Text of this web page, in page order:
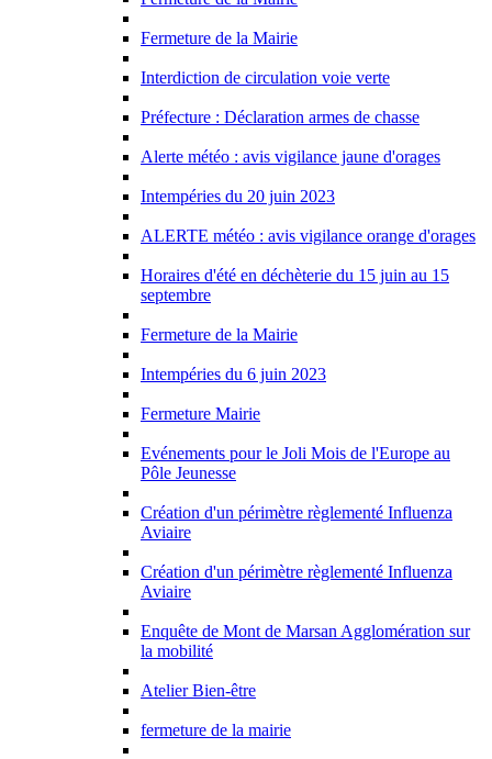
Fermeture de la Mairie
Interdiction de circulation voie verte
Préfecture : Déclaration armes de chasse
Alerte météo : avis vigilance jaune d'orages
Intempéries du 20 juin 2023
ALERTE météo : avis vigilance orange d'orages
Horaires d'été en déchèterie du 15 juin au 15
septembre
Fermeture de la Mairie
Intempéries du 6 juin 2023
Fermeture Mairie
Evénements pour le Joli Mois de l'Europe au
Pôle Jeunesse
Création d'un périmètre règlementé Influenza
Aviaire
Création d'un périmètre règlementé Influenza
Aviaire
Enquête de Mont de Marsan Agglomération sur
la mobilité
Atelier Bien-être
fermeture de la mairie